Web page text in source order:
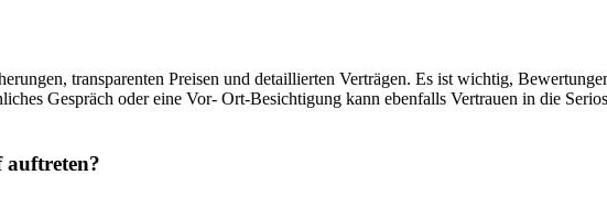
transparenten Preisen und detaillierten Verträgen. Es ist wichtig,
Gespräch oder eine Vor- Ort-Besichtigung kann ebenfalls Vertrauen in die
auftreten?